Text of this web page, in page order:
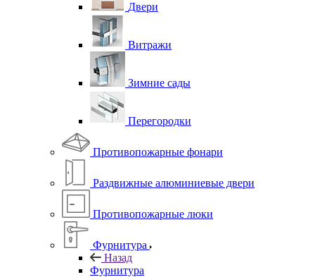
Двери
Витражи
Зимние сады
Перегородки
Противопожарные фонари
Раздвижные алюминиевые двери
Противопожарные люки
Фурнитура
Назад
Фурнитура